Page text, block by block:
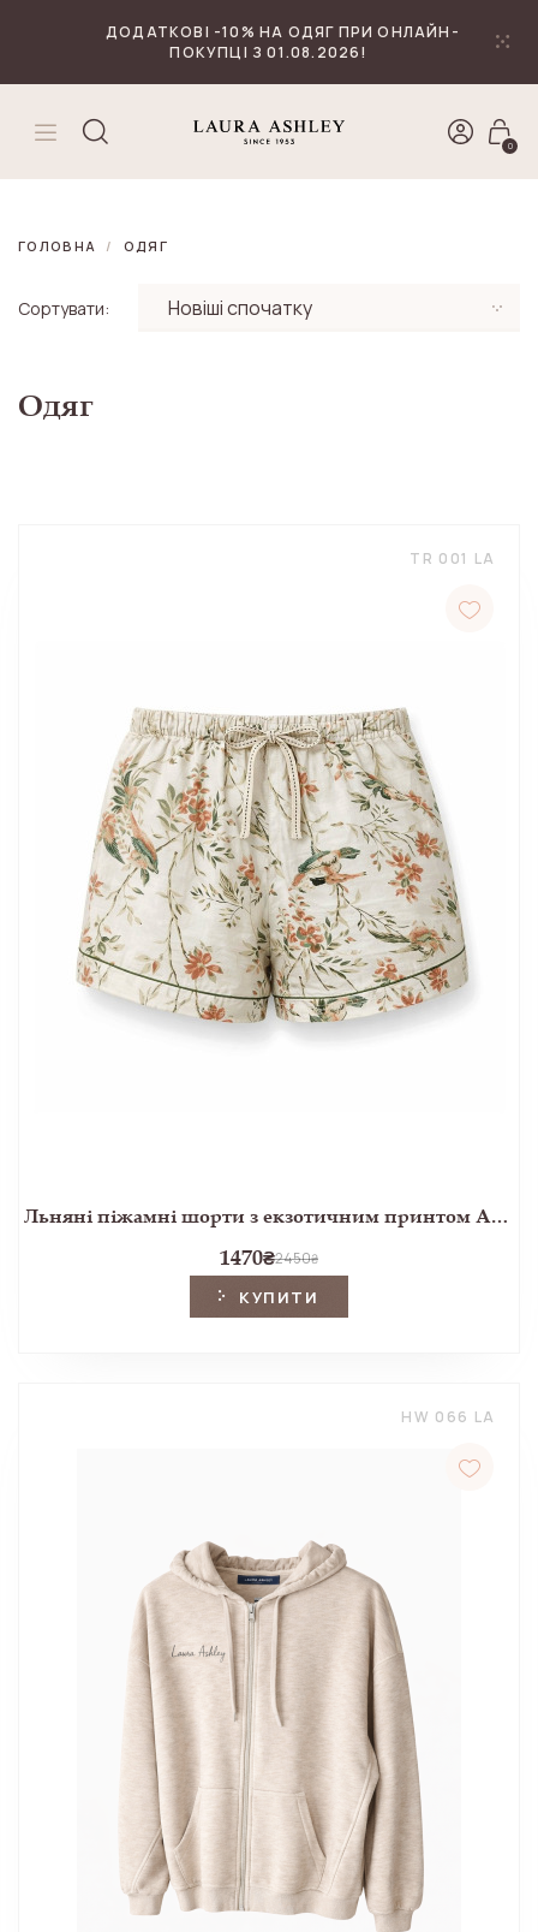
ДОДАТКОВІ -10% НА ОДЯГ ПРИ ОНЛАЙН-
ПОКУПЦІ З 01.08.2026!
0
ГОЛОВНА ОДЯГ
Сортувати:
Одяг
TR 001 LA
Льняні піжамні шорти з екзотичним принтом Attleton
1470₴2450₴
КУПИТИ
HW 066 LA